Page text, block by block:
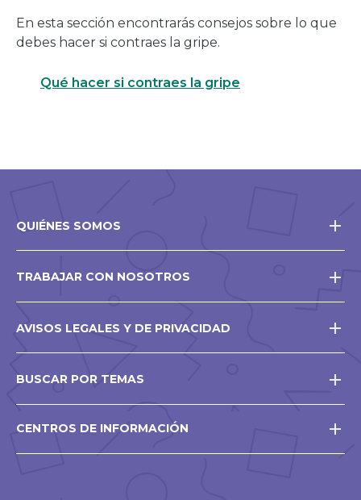
En esta sección encontrarás consejos sobre lo que
debes hacer si contraes la gripe.
Qué hacer si contraes la gripe
QUIÉNES SOMOS
TRABAJAR CON NOSOTROS
AVISOS LEGALES Y DE PRIVACIDAD
BUSCAR POR TEMAS
CENTROS DE INFORMACIÓN